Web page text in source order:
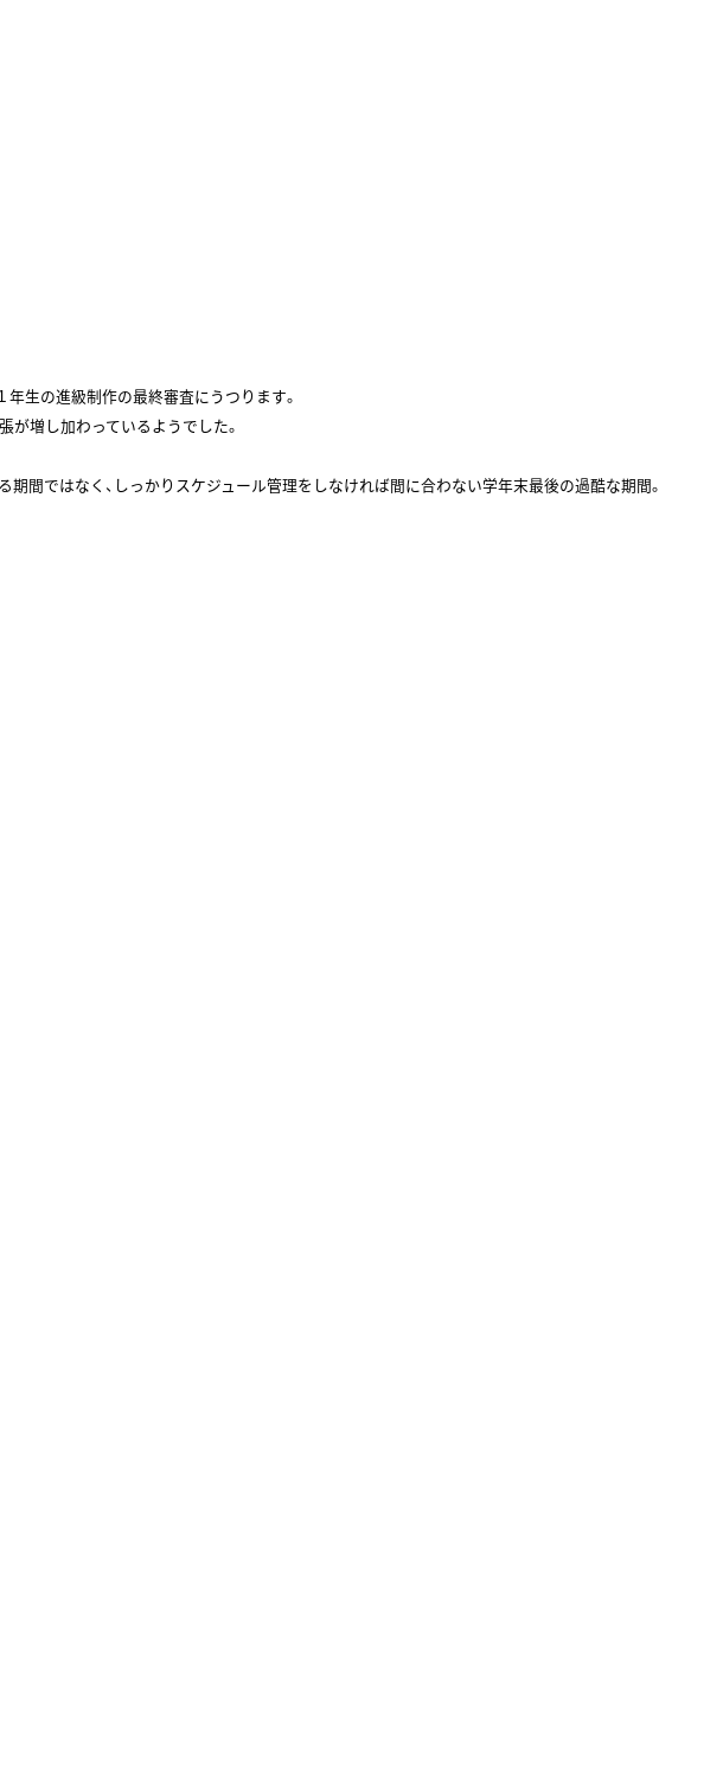
生の進級制作の最終審査にうつります。
が増し加わっているようでした。
間ではなく、しっかりスケジュール管理をしなければ間に合わない学年末最後の過酷な期間。